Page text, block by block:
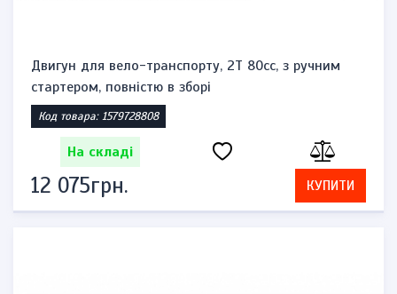
Двигун для вело-транспорту, 2T 80сс, з ручним
стартером, повністю в зборі
Код товара: 1579728808
На складі
12 075грн. КУПИТИ